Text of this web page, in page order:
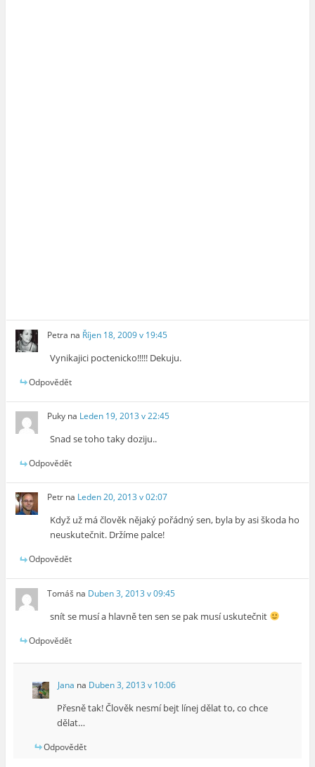
Petra na Říjen 18, 2009 v 19:45
Vynikajici poctenicko!!!!! Dekuju.
Odpovědět
Puky na Leden 19, 2013 v 22:45
Snad se toho taky doziju..
Odpovědět
Petr na Leden 20, 2013 v 02:07
Když už má člověk nějaký pořádný sen, byla by asi škoda ho
neuskutečnit. Držíme palce!
Odpovědět
Tomáš na Duben 3, 2013 v 09:45
snít se musí a hlavně ten sen se pak musí uskutečnit
Odpovědět
Jana na Duben 3, 2013 v 10:06
Přesně tak! Člověk nesmí bejt línej dělat to, co chce
dělat…
Odpovědět